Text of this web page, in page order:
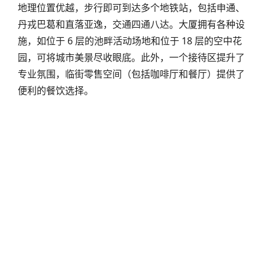
地理位置优越，步行即可到达多个地铁站，包括申通、
丹戎巴葛和直落亚逸，交通四通八达。大厦拥有各种设
施，如位于 6 层的池畔活动场地和位于 18 层的空中花
园，可将城市美景尽收眼底。此外，一个接待区提升了
专业氛围，临街零售空间（包括咖啡厅和餐厅）提供了
便利的餐饮选择。